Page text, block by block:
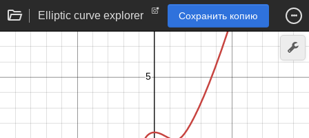
Elliptic curve explorer Сохранить копию